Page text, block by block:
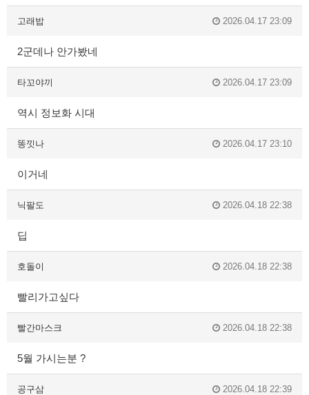
고래밥 2026.04.17 23:09
2군데나 안가봤네
타꼬야끼 2026.04.17 23:09
역시 정보화 시대
똥낏나 2026.04.17 23:10
이거네
닉팔도 2026.04.18 22:38
딥
호돌이 2026.04.18 22:38
빨리가고싶다
빨간마스크 2026.04.18 22:38
5월 가시는분 ?
공구삼 2026.04.18 22:39